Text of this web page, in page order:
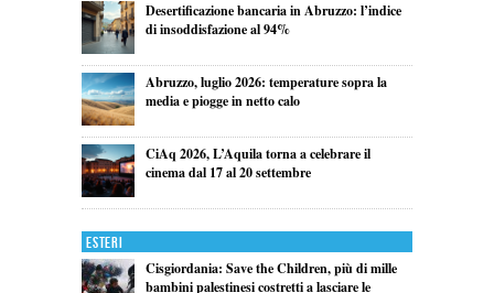
Desertificazione bancaria in Abruzzo: l’indice
di insoddisfazione al 94%
Abruzzo, luglio 2026: temperature sopra la
media e piogge in netto calo
CiAq 2026, L’Aquila torna a celebrare il
cinema dal 17 al 20 settembre
Esteri
Cisgiordania: Save the Children, più di mille
bambini palestinesi costretti a lasciare le